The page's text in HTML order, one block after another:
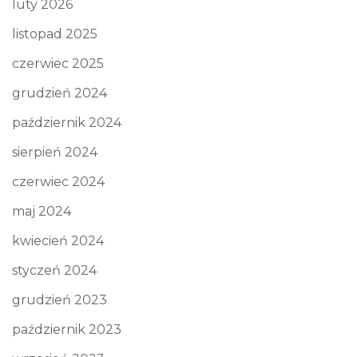
luty 2026
listopad 2025
czerwiec 2025
grudzień 2024
październik 2024
sierpień 2024
czerwiec 2024
maj 2024
kwiecień 2024
styczeń 2024
grudzień 2023
październik 2023